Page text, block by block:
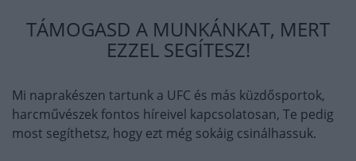
TÁMOGASD A MUNKÁNKAT, MERT
EZZEL SEGÍTESZ!
Mi naprakészen tartunk a UFC és más küzdősportok,
harcművészek fontos híreivel kapcsolatosan, Te pedig
most segíthetsz, hogy ezt még sokáig csinálhassuk.